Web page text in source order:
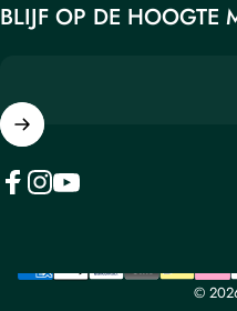
BLIJF OP DE HOOGTE
©